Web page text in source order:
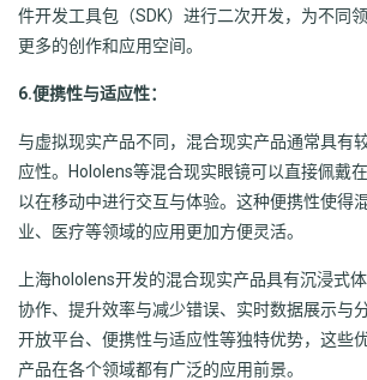
件开发工具包（SDK）进行二次开发，为不同
更多的创作和应用空间。
6.便携性与适应性：
与虚拟现实产品不同，混合现实产品通常具有
应性。Hololens等混合现实眼镜可以直接佩戴
以在移动中进行交互与体验。这种便携性使得
业、医疗等领域的应用更加方便灵活。
上海hololens开发的混合现实产品具有沉浸式
协作、提升效率与减少错误、实时数据展示与
开放平台、便携性与适应性等独特优势，这些
产品在各个领域都有广泛的应用前景。